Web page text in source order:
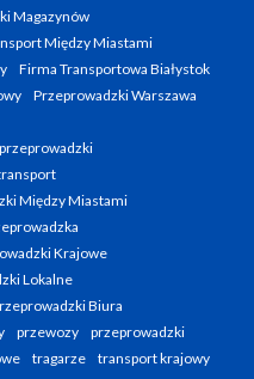
Magazynów
Między Miastami
Firma Transportowa Białystok
Przeprowadzki Warszawa
Między Miastami
Krajowe
Lokalne
Biura
przewozy
przeprowadzki
tragarze
transport krajowy